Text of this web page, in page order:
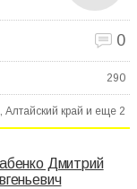
0
290
Алтайский край и еще 2
Дмитрий